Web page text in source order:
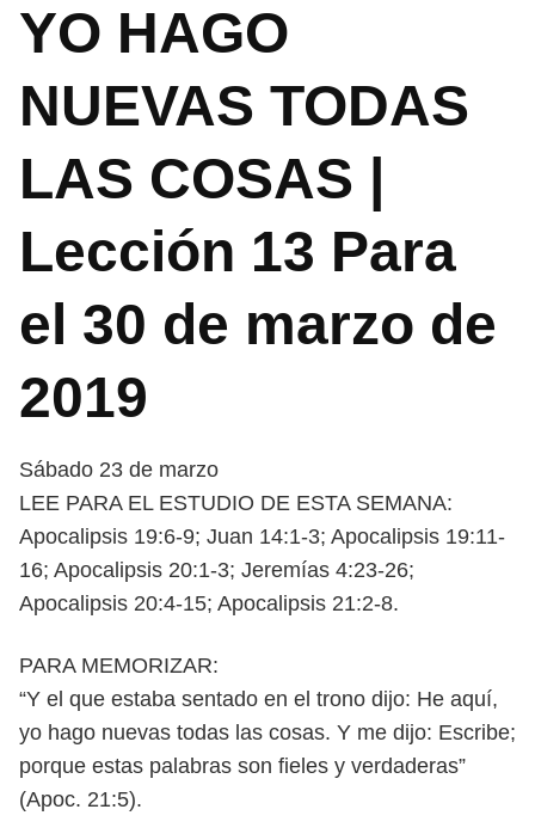
YO HAGO
NUEVAS TODAS
LAS COSAS |
Lección 13 Para
el 30 de marzo de
2019
Sábado 23 de marzo
LEE PARA EL ESTUDIO DE ESTA SEMANA:
Apocalipsis 19:6-9; Juan 14:1-3; Apocalipsis 19:11-
16; Apocalipsis 20:1-3; Jeremías 4:23-26;
Apocalipsis 20:4-15; Apocalipsis 21:2-8.
PARA MEMORIZAR:
“Y el que estaba sentado en el trono dijo: He aquí,
yo hago nuevas todas las cosas. Y me dijo: Escribe;
porque estas palabras son fieles y verdaderas”
(Apoc. 21:5).